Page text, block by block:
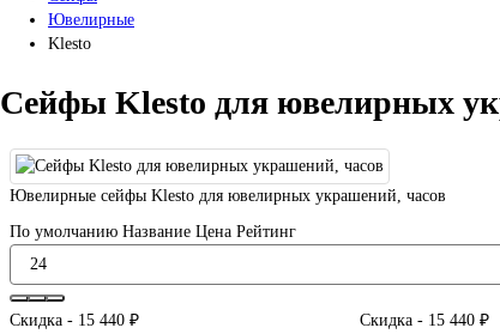
Ювелирные
Klesto
Сейфы Klesto для ювелирных
Ювелирные сейфы Klesto для ювелирных украшений, часов
По умолчанию Название Цена Рейтинг
Скидка - 15 440 ₽
Скидка - 15 440 ₽